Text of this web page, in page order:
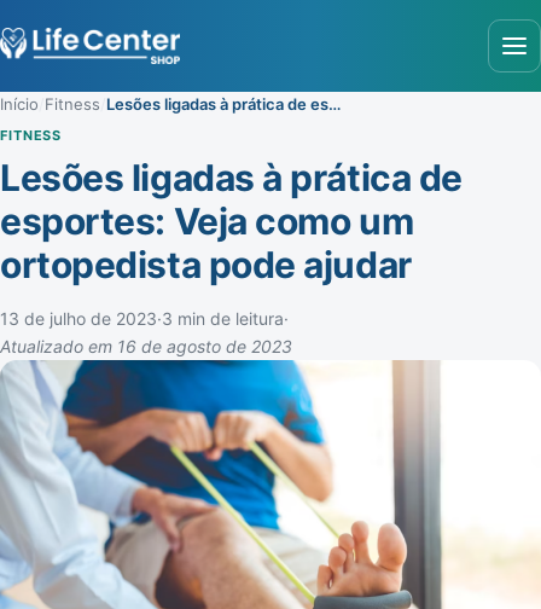
Início Fitness Lesões ligadas à prática de esportes: Veja como um ortopedista pode ajudar
FITNESS
Lesões ligadas à prática de
esportes: Veja como um
ortopedista pode ajudar
13 de julho de 2023·3 min de leitura·
Atualizado em 16 de agosto de 2023